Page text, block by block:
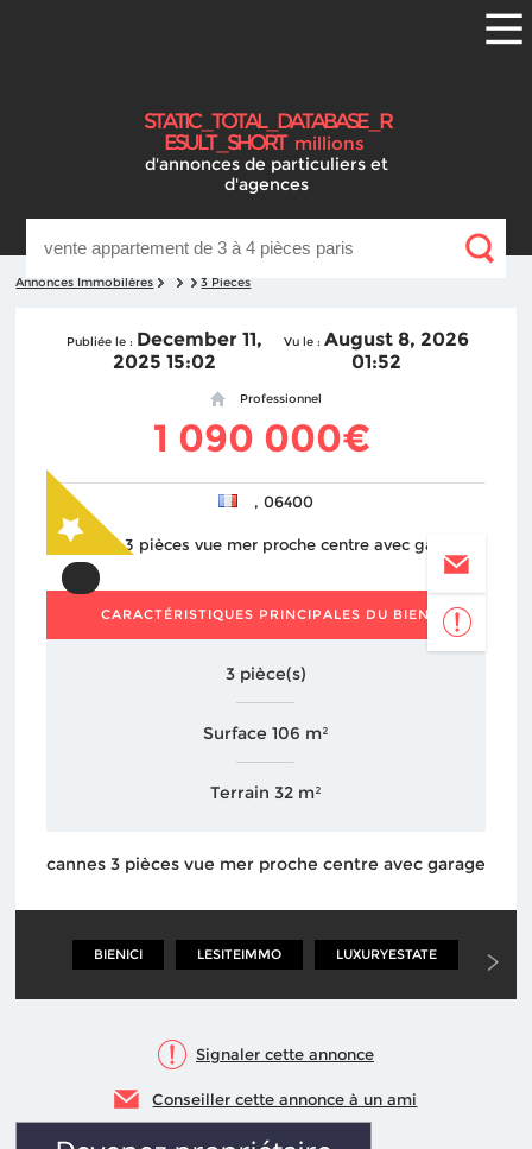
STAT
I
C_TOTA
L_DATABAS
E_R
ESUL
T_SHOR
T millions
d'annonces de particuliers et
d'agences
Annonces Immobilères 3 Pieces
Publiée le : December 11,
2025 15:02
Vu le : August 8, 2026
01:52
Professionnel
1 090 000€
, 06400
CARACTÉRISTIQUES PRINCIPALES DU BIEN
3 pièce(s)
Surface 106 m²
Terrain 32 m²
cannes 3 pièces vue mer proche centre avec garage
BIENICI LESITEIMMO LUXURYESTATE
Signaler cette annonce
Conseiller cette annonce à un ami